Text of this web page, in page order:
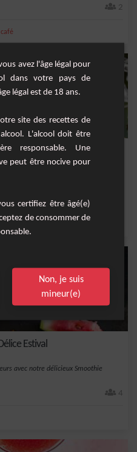
2
café
au Cidre
avec ce smoothie
Estival
avec notre délicieux Smoothie
4
avez l'âge légal pour
dans votre pays de
légal est de 18 ans.
site des recettes de
L'alcool doit être
responsable. Une
peut être nocive pour
certifiez être âgé(e)
de consommer de
Non, je suis
mineur(e)